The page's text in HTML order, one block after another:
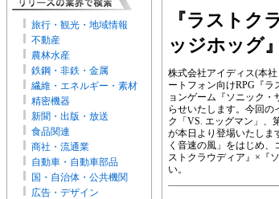
旅行・観光・地域情報
不動産
農林水産
鉄鋼・非鉄・金属
繊維・エネルギー・素材
精密機器
新聞・出版・放送
食品関連
商社・流通業
自動車・自動車部品
国・自治体・公共機関
広告・デザイン
『ラストク
ッジホッグ
株式会社アイディス(本
ートフォン向けRPG『ラ
ョンゲーム『ソニック
らせいたします。今回
ク「VS. エッグマン」、
が本日より登場いたしま
く音速の風」をはじめ
ストクラウディア』×『
い。